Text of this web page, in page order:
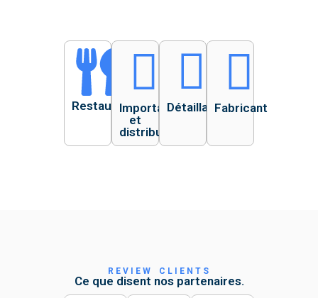
RestaurationImportateur
et
distributeur
DétaillantFabricant
REVIEW CLIENTS
Ce que disent nos partenaires.